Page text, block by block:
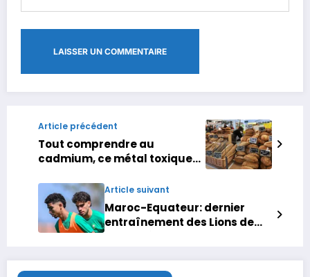
Article précédent
Tout comprendre au
cadmium, ce métal toxique
des FrançaisArticle suivant
Maroc-Equateur: dernier
entraînement des Lions de